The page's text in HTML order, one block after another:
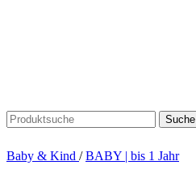
Suche
Baby & Kind / BABY | bis 1 Jahr